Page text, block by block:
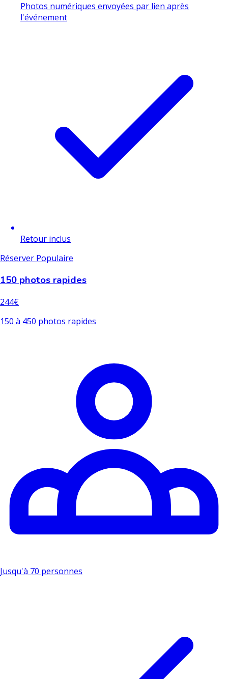
Photos numériques envoyées par lien après
l'événement
Retour inclus
Réserver Populaire
150 photos rapides
244€
150 à 450 photos rapides
Jusqu'à 70 personnes